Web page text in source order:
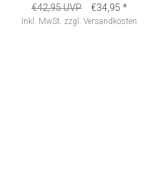
€42,95 UVP €34,95 *
Inkl. MwSt. zzgl. Versandkosten